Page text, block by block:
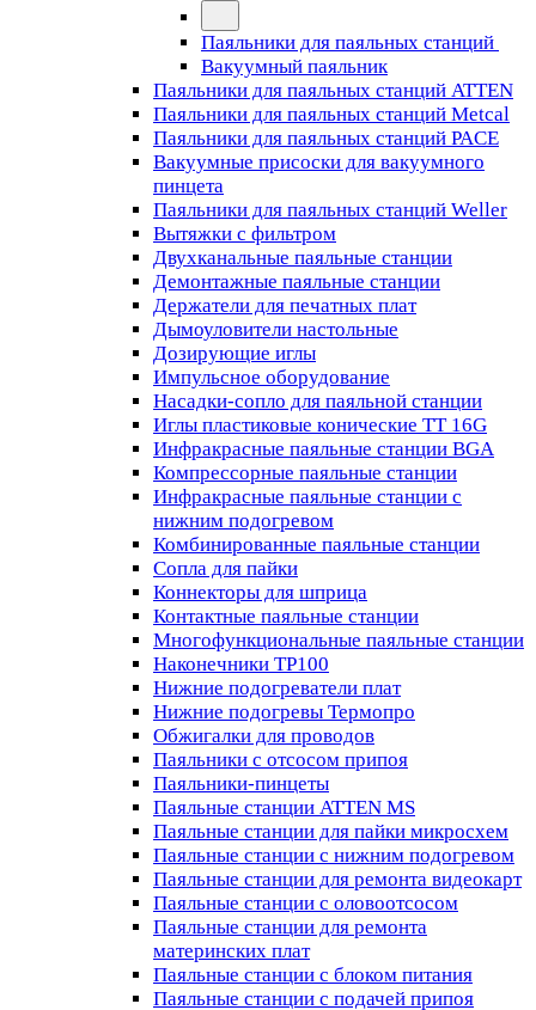
Паяльники для паяльных станций
Вакуумный паяльник
Паяльники для паяльных станций ATTEN
Паяльники для паяльных станций Metcal
Паяльники для паяльных станций PACE
Вакуумные присоски для вакуумного
пинцета
Паяльники для паяльных станций Weller
Вытяжки с фильтром
Двухканальные паяльные станции
Демонтажные паяльные станции
Держатели для печатных плат
Дымоуловители настольные
Дозирующие иглы
Импульсное оборудование
Насадки-сопло для паяльной станции
Иглы пластиковые конические TT 16G
Инфракрасные паяльные станции BGA
Компрессорные паяльные станции
Инфракрасные паяльные станции с
нижним подогревом
Комбинированные паяльные станции
Сопла для пайки
Коннекторы для шприца
Контактные паяльные станции
Многофункциональные паяльные станции
Наконечники TP100
Нижние подогреватели плат
Нижние подогревы Термопро
Обжигалки для проводов
Паяльники с отсосом припоя
Паяльники-пинцеты
Паяльные станции ATTEN MS
Паяльные станции для пайки микросхем
Паяльные станции с нижним подогревом
Паяльные станции для ремонта видеокарт
Паяльные станции с оловоотсосом
Паяльные станции для ремонта
материнских плат
Паяльные станции с блоком питания
Паяльные станции с подачей припоя